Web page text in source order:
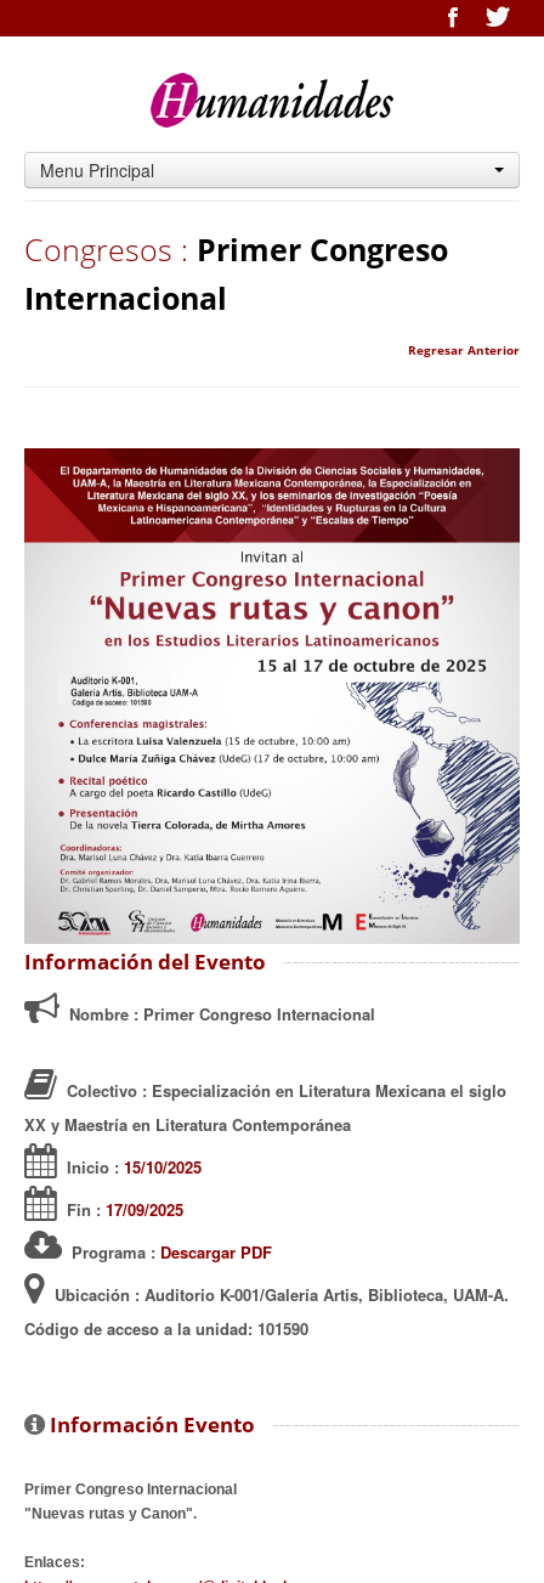
Menu Principal
Congresos : Primer Congreso
Internacional
Regresar Anterior
Información del Evento
Nombre : Primer Congreso Internacional
Colectivo : Especialización en Literatura Mexicana el siglo
XX y Maestría en Literatura Contemporánea
Inicio : 15/10/2025
Fin : 17/09/2025
Programa : Descargar PDF
Ubicación : Auditorio K-001/Galería Artis, Biblioteca, UAM-A.
Código de acceso a la unidad: 101590
Información Evento
Primer Congreso Internacional
"Nuevas rutas y Canon".
Enlaces: